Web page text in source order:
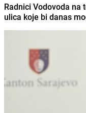
Radnici Vodovoda na
ulica koje bi danas